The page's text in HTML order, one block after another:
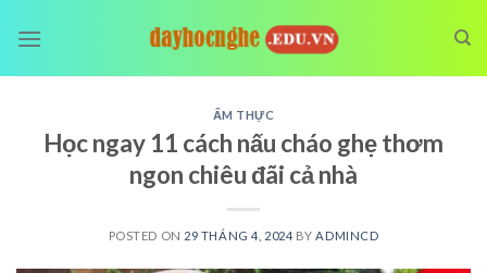
ẨM THỰC
Học ngay 11 cách nấu cháo ghẹ thơm
ngon chiêu đãi cả nhà
POSTED ON 29 THÁNG 4, 2024 BY ADMINCD